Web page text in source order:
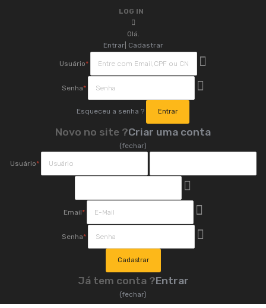
LOG IN
Olá.
Entrar| Cadastrar
Usuário*
Senha*
Esqueceu a senha ?
Novo no site ?Criar uma conta
(fechar)
Usuário*
Email*
Senha*
Já tem conta ?Entrar
(fechar)